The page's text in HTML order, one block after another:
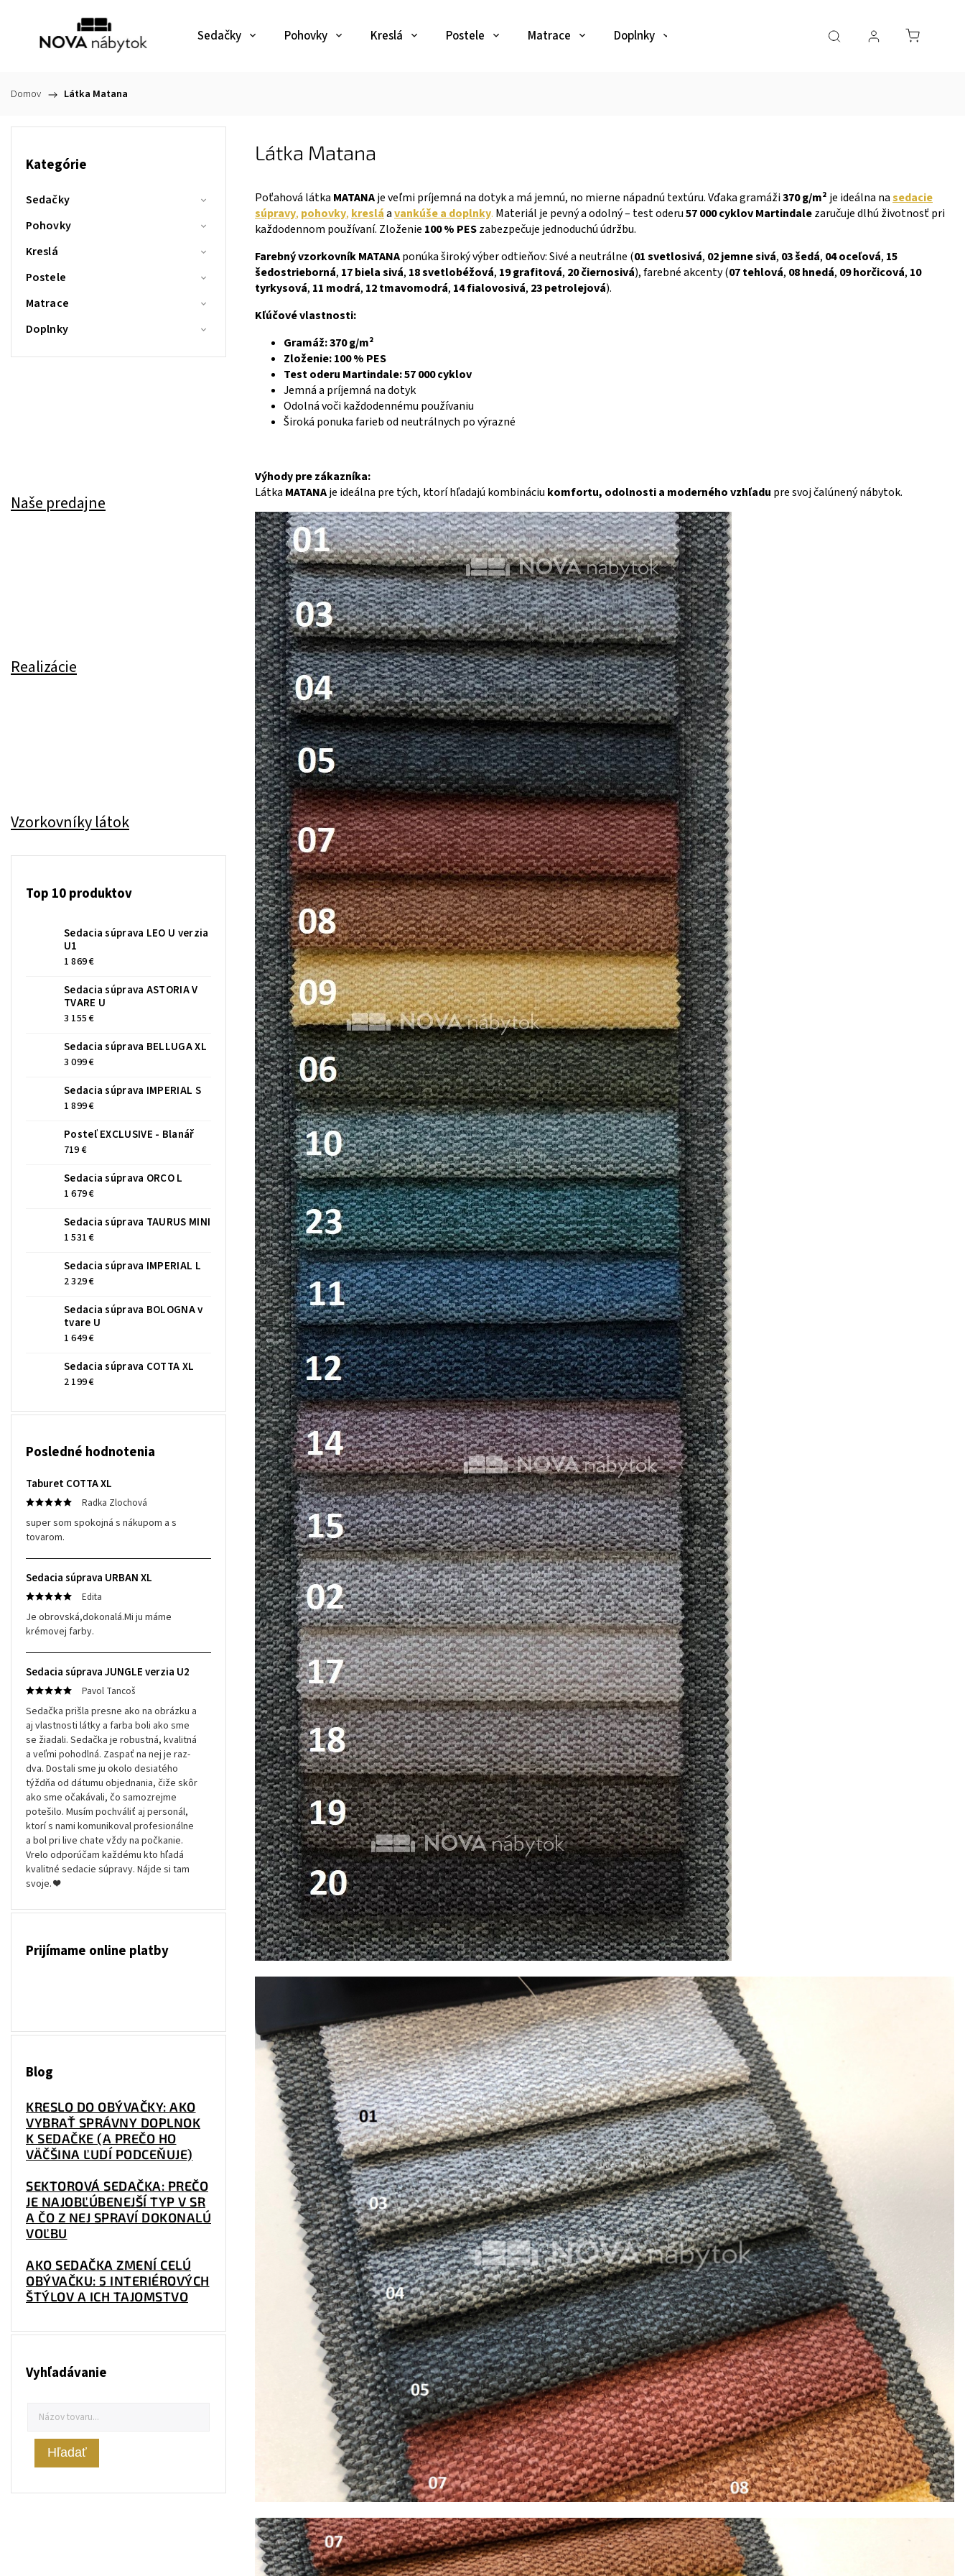
Sedačky Pohovky Kreslá Postele Matrace Doplnky Realizacie Hodnotenia
Domov / Látka Matana
Kategórie
Sedačky
Pohovky
Kreslá
Postele
Matrace
Doplnky
Naše predajne
Realizácie
Vzorkovníky látok
Top 10 produktov
Sedacia súprava LEO U verzia
U1
1 869 €
Sedacia súprava ASTORIA V
TVARE U
3 155 €
Sedacia súprava BELLUGA XL
3 099 €
Sedacia súprava IMPERIAL S
1 899 €
Posteľ EXCLUSIVE - Blanář
719 €
Sedacia súprava ORCO L
1 679 €
Sedacia súprava TAURUS MINI
1 531 €
Sedacia súprava IMPERIAL L
2 329 €
Sedacia súprava BOLOGNA v
tvare U
1 649 €
Sedacia súprava COTTA XL
2 199 €
Posledné hodnotenia
Taburet COTTA XL
Radka Zlochová
super som spokojná s nákupom a s
tovarom.
Sedacia súprava URBAN XL
Edita
Je obrovská,dokonalá.Mi ju máme
krémovej farby.
Sedacia súprava JUNGLE verzia U2
Pavol Tancoš
Sedačka prišla presne ako na obrázku a
aj vlastnosti látky a farba boli ako sme
se žiadali. Sedačka je robustná, kvalitná
a veľmi pohodlná. Zaspať na nej je raz-
dva. Dostali sme ju okolo desiatého
týždňa od dátumu objednania, čiže skôr
ako sme očakávali, čo samozrejme
potešilo. Musím pochváliť aj personál,
ktorí s nami komunikoval profesionálne
a bol pri live chate vždy na počkanie.
Vrelo odporúčam každému kto hľadá
kvalitné sedacie súpravy. Nájde si tam
svoje. ❤️
Prijímame online platby
Blog
KRESLO DO OBÝVAČKY: AKO
VYBRAŤ SPRÁVNY DOPLNOK
K SEDAČKE (A PREČO HO
VÄČŠINA ĽUDÍ PODCEŇUJE)
SEKTOROVÁ SEDAČKA: PREČO
JE NAJOBĽÚBENEJŠÍ TYP V SR
A ČO Z NEJ SPRAVÍ DOKONALÚ
VOĽBU
AKO SEDAČKA ZMENÍ CELÚ
OBÝVAČKU: 5 INTERIÉROVÝCH
ŠTÝLOV A ICH TAJOMSTVO
Vyhľadávanie
Hľadať
Látka Matana
Poťahová látka MATANAje veľmi príjemná na dotyk a má jemnú, no mierne nápadnú textúru. Vďaka gramáži370 g/m² je ideálna nasedacie
súpravy, pohovky, kresláavankúše a doplnky. Materiál je pevný a odolný – test oderu57 000 cyklov Martindalezaručuje dlhú životnosť pri
každodennom používaní. Zloženie 100 % PESzabezpečuje jednoduchú údržbu.
Farebný vzorkovník MATANAponúka široký výber odtieňov: Sivé a neutrálne (01 svetlosivá, 02 jemne sivá, 03 šedá, 04 oceľová, 15
šedostrieborná, 17 biela sivá, 18 svetlobéžová, 19 grafitová, 20 čiernosivá), farebné akcenty (07 tehlová, 08 hnedá, 09 horčicová, 10
tyrkysová, 11 modrá, 12 tmavomodrá, 14 fialovosivá, 23 petrolejová).
Kľúčové vlastnosti:
Gramáž: 370 g/m²
Zloženie: 100 % PES
Test oderu Martindale: 57 000 cyklov
Jemná a príjemná na dotyk
Odolná voči každodennému používaniu
Široká ponuka farieb od neutrálnych po výrazné
Výhody pre zákazníka:
Látka MATANAje ideálna pre tých, ktorí hľadajú kombináciu komfortu, odolnosti a moderného vzhľadu pre svoj čalúnený nábytok.